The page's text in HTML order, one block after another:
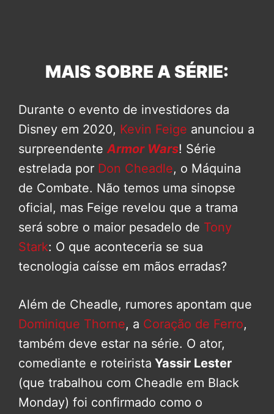
MAIS SOBRE A SÉRIE:
Durante o evento de investidores da
Disney em 2020, Kevin Feige anunciou a
surpreendenteArmor Wars! Série
estrelada por Don Cheadle, o Máquina
de Combate. Não temos uma sinopse
oficial, mas Feige revelou que a trama
será sobre o maior pesadelo de Tony
Stark: O que aconteceria se sua
tecnologia caísse em mãos erradas?
Além de Cheadle, rumores apontam que
Dominique Thorne, a Coração de Ferro,
também deve estar na série. O ator,
comediante e roteirista Yassir Lester
(que trabalhou com Cheadle em Black
Monday) foi confirmado como o